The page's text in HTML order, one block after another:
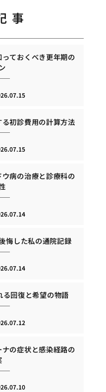
事
ておくべき更年期の
初診費用の計算方法
病の治療と診療科の
悔した私の通院記録
回復と希望の物語
の症状と感染経路の